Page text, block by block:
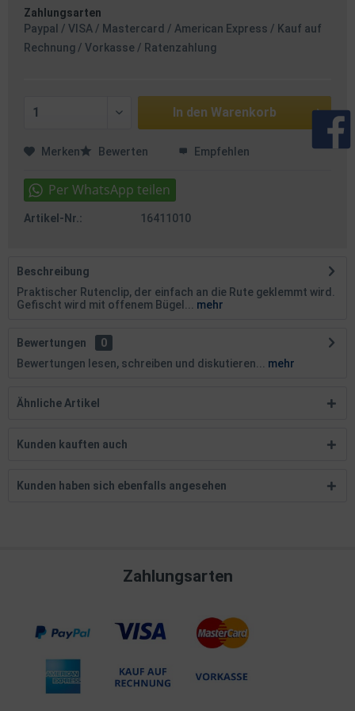
Zahlungsarten
Paypal / VISA / Mastercard / American Express / Kauf auf
Rechnung / Vorkasse / Ratenzahlung
In den Warenkorb
Merken Bewerten Empfehlen
Artikel-Nr.: 16411010
Beschreibung
Praktischer Rutenclip, der einfach an die Rute geklemmt wird.
Gefischt wird mit offenem Bügel...
mehr
Bewertungen
0
Bewertungen lesen, schreiben und diskutieren...
mehr
Ähnliche Artikel
Kunden kauften auch
Kunden haben sich ebenfalls angesehen
Zahlungsarten